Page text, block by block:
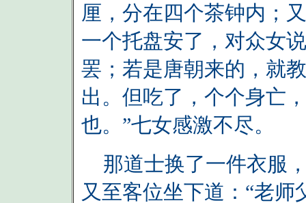
厘，分在四个茶钟内；
一个托盘安了，对众女
罢；若是唐朝来的，就
出。但吃了，个个身亡
也。”七女感激不尽。
那道士换了一件衣服
又至客位坐下道：“老